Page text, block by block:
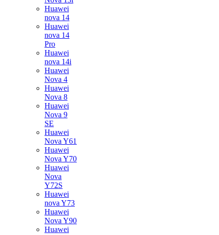
Huawei
nova 14
Huawei
nova 14
Pro
Huawei
nova 14i
Huawei
Nova 4
Huawei
Nova 8
Huawei
Nova 9
SE
Huawei
Nova Y61
Huawei
Nova Y70
Huawei
Nova
Y72S
Huawei
nova Y73
Huawei
Nova Y90
Huawei